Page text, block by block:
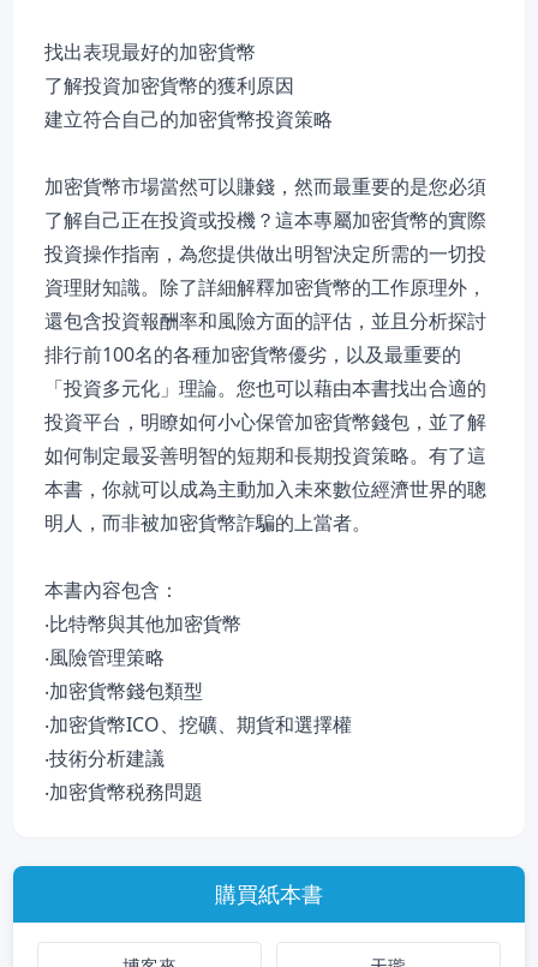
找出表現最好的加密貨幣
了解投資加密貨幣的獲利原因
建立符合自己的加密貨幣投資策略
加密貨幣市場當然可以賺錢，然而最重要的是您必須
了解自己正在投資或投機？這本專屬加密貨幣的實際
投資操作指南，為您提供做出明智決定所需的一切投
資理財知識。除了詳細解釋加密貨幣的工作原理外，
還包含投資報酬率和風險方面的評估，並且分析探討
排行前100名的各種加密貨幣優劣，以及最重要的
「投資多元化」理論。您也可以藉由本書找出合適的
投資平台，明瞭如何小心保管加密貨幣錢包，並了解
如何制定最妥善明智的短期和長期投資策略。有了這
本書，你就可以成為主動加入未來數位經濟世界的聰
明人，而非被加密貨幣詐騙的上當者。
本書內容包含：
‧比特幣與其他加密貨幣
‧風險管理策略
‧加密貨幣錢包類型
‧加密貨幣ICO、挖礦、期貨和選擇權
‧技術分析建議
‧加密貨幣税務問題
購買紙本書